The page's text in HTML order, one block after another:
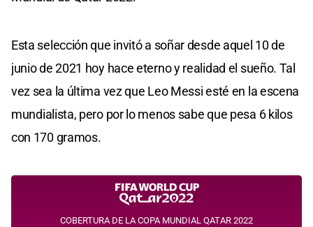
Esta selección que invitó a soñar desde aquel 10 de
junio de 2021 hoy hace eterno y realidad el sueño. Tal
vez sea la última vez que Leo Messi esté en la escena
mundialista, pero por lo menos sabe que pesa 6 kilos
con 170 gramos.
COBERTURA DE LA COPA MUNDIAL QATAR 2022